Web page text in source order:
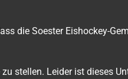
die Soester Eishockey-
stellen. Leider ist dieses